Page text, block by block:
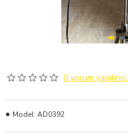
0 yorum yapılmış.
Model: AD0392